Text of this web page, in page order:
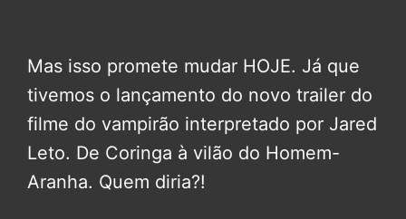
Mas isso promete mudar HOJE. Já que
tivemos o lançamento do novo trailer do
filme do vampirão interpretado por Jared
Leto. De Coringa à vilão do Homem-
Aranha. Quem diria?!